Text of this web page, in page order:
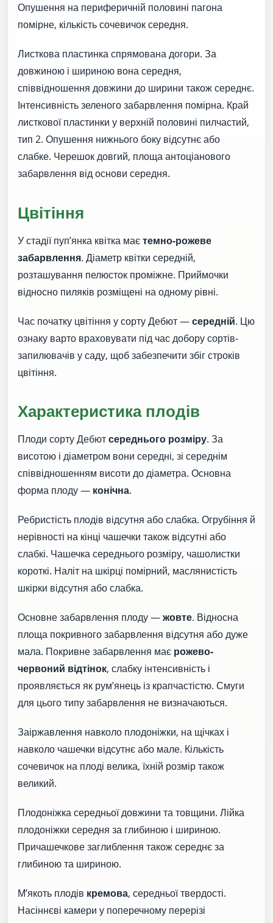
Опушення на периферичній половині пагона
помірне, кількість сочевичок середня.
Листкова пластинка спрямована догори. За
довжиною і шириною вона середня,
співвідношення довжини до ширини також середнє.
Інтенсивність зеленого забарвлення помірна. Край
листкової пластинки у верхній половині пилчастий,
тип 2. Опушення нижнього боку відсутнє або
слабке. Черешок довгий, площа антоціанового
забарвлення від основи середня.
Цвітіння
У стадії пуп’янка квітка маєтемно-рожеве
забарвлення. Діаметр квітки середній,
розташування пелюсток проміжне. Приймочки
відносно пиляків розміщені на одному рівні.
Час початку цвітіння у сорту Дебют —середній. Цю
ознаку варто враховувати під час добору сортів-
запилювачів у саду, щоб забезпечити збіг строків
цвітіння.
Характеристика плодів
Плоди сорту Дебютсереднього розміру. За
висотою і діаметром вони середні, зі середнім
співвідношенням висоти до діаметра. Основна
форма плоду — конічна.
Ребристість плодів відсутня або слабка. Огрубіння й
нерівності на кінці чашечки також відсутні або
слабкі. Чашечка середнього розміру, чашолистки
короткі. Наліт на шкірці помірний, маслянистість
шкірки відсутня або слабка.
Основне забарвлення плоду —жовте. Відносна
площа покривного забарвлення відсутня або дуже
мала. Покривне забарвлення має рожево-
червоний відтінок, слабку інтенсивність і
проявляється як рум’янець із крапчастістю. Смуги
для цього типу забарвлення не визначаються.
Заіржавлення навколо плодоніжки, на щічках і
навколо чашечки відсутнє або мале. Кількість
сочевичок на плоді велика, їхній розмір також
великий.
Плодоніжка середньої довжини та товщини. Лійка
плодоніжки середня за глибиною і шириною.
Причашечкове заглиблення також середнє за
глибиною та шириною.
М’якоть плодів кремова, середньої твердості.
Насіннєві камери у поперечному перерізі